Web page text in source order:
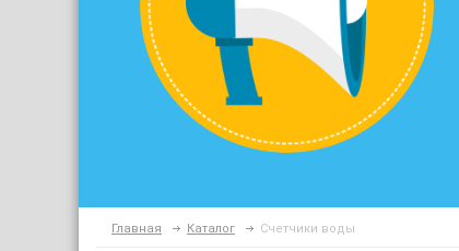
Главная Каталог Счетчики воды